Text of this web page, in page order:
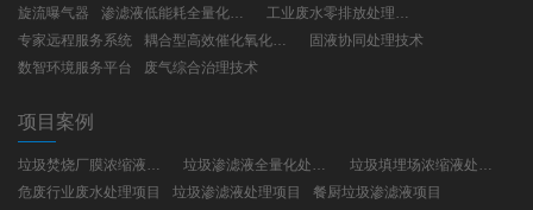
旋流曝气器
专家远程服务系统
固液协同处理技术
数智环境服务平台
废气综合治理技术
项目案例
危废行业废水处理项目
垃圾渗滤液处理项目 餐厨垃圾渗滤液项目